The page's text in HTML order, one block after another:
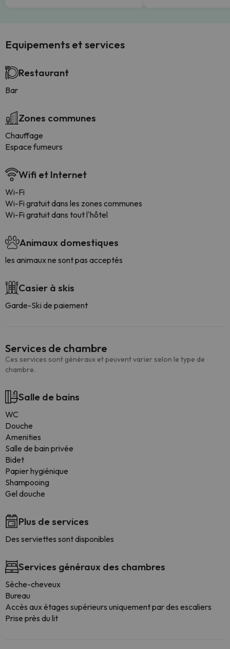
Equipements et services
Restaurant
Bar
Zones communes
Chauffage
Espace fumeurs
Wifi et Internet
Wi-Fi
Wi-Fi gratuit dans les zones communes
Wi-Fi gratuit dans tout l'hôtel
Animaux domestiques
les animaux ne sont pas acceptés
Casier à skis
Garde-Ski de paiement
Services de chambre
Ces services sont généraux et peuvent varier selon le type de
chambre.
Salle de bains
WC
Douche
Amenities
Salle de bain privée
Bidet
Papier hygiénique
Shampooing
Gel douche
Plus de services
Des serviettes sont disponibles
Services généraux des chambres
Sèche-cheveux
Bureau
Accès aux étages supérieurs uniquement par des escaliers
Prise près du lit